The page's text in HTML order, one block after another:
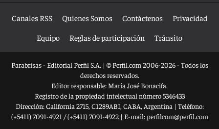
Canales RSS Quienes Somos Contáctenos
Privacidad
Equipo
Reglas de participación Tránsito
Parabrisas - Editorial Perfil S.A. | © Perfil.com 2006-2026 - Todos los
derechos reservados.
Editor responsable: María José Bonacifa.
Registro de la propiedad intelectual número 5346433
Dirección:California 2715, C1289ABI, CABA, Argentina | Teléfono:
(+5411) 7091-4921 /(+5411) 7091-4922| E-mail:perfilcom@perfil.com